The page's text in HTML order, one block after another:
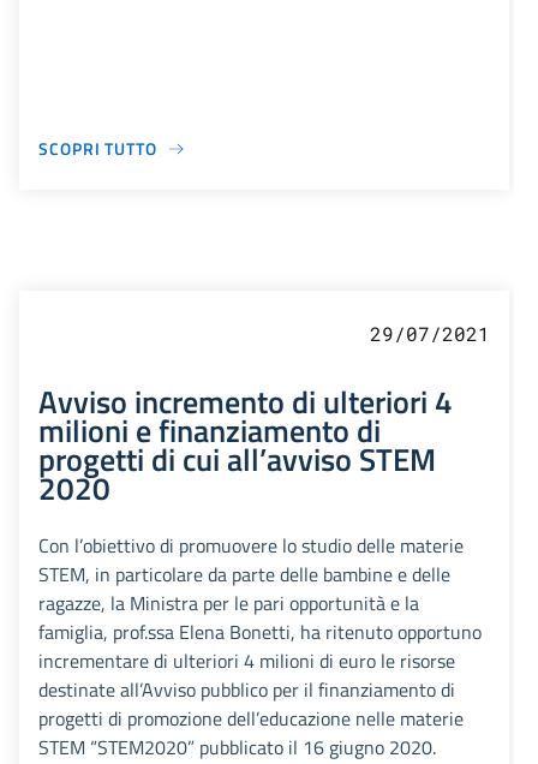
SCOPRI TUTTO
29/07/2021
Avviso incremento di ulteriori 4
milioni e finanziamento di
progetti di cui all’avviso STEM
2020
Con l’obiettivo di promuovere lo studio delle materie
STEM, in particolare da parte delle bambine e delle
ragazze, la Ministra per le pari opportunità e la
famiglia, prof.ssa Elena Bonetti, ha ritenuto opportuno
incrementare di ulteriori 4 milioni di euro le risorse
destinate all’Avviso pubblico per il finanziamento di
progetti di promozione dell’educazione nelle materie
STEM “STEM2020” pubblicato il 16 giugno 2020.